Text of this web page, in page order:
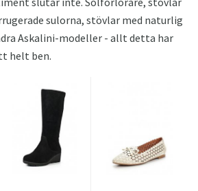
sulorna, stövlar med naturlig
Askalini-modeller - allt detta har
helt ben.